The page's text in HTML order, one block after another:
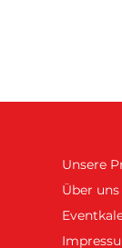
Unsere
Über uns